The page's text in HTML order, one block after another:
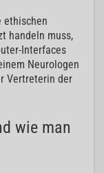
ethischen
handeln muss,
Interfaces
Neurologen
Vertreterin der
wie man